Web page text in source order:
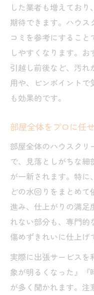
した業者も増えてお
期待できます。ハウス
コミを参考にするこ
しやすくなります。
引越し前後など、汚れ
用や、ピンポイント
も効果的です。
部屋全体をプロに任
部屋全体のハウスクリ
で、見落としがちな
が一新されます。特
どの水回りをまとめ
進み、仕上がりの満足
れない部分も、専門的
傷めずきれいに仕上げ
実際に出張サービスを
象が明るくなった』
が多く聞かれます。